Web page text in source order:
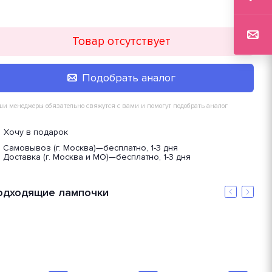
Товар отсутствует
Подобрать аналог
менеджеры обязательно свяжутся с вами и помогут подобрать аналог
Хочу в подарок
Самовывоз (г. Москва)—бесплатно, 1-3 дня
Доставка (г. Москва и МО)—бесплатно, 1-3 дня
лампочки